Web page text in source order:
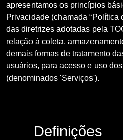
apresentamos os princípios
Privacidade (chamada “Política
das diretrizes adotadas pela
relação à coleta,
demais formas de tratamento
usuários, para acesso e uso
(denominados 'Serviços').
Definições